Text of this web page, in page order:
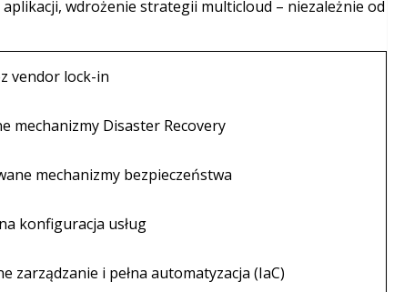
wdrożenie strategii multicloud – niezależnie od
vendor lock-in
mechanizmy Disaster Recovery
mechanizmy bezpieczeństwa
konfiguracja usług
zarządzanie i pełna automatyzacja (IaC)